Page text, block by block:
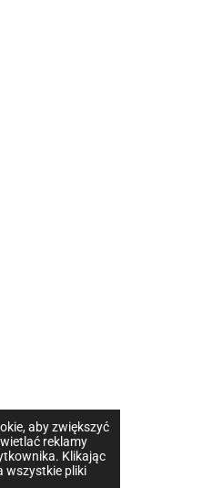
aby zwiększyć
reklamy
Klikając
wszystkie pliki